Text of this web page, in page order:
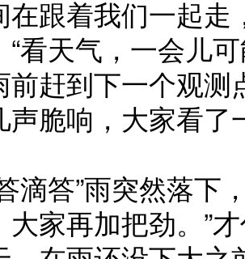
着我们一起走
“看天气，一会儿
前赶到下一个观测
声脆响，大家看
答”雨突然落下
大家再加把劲。”